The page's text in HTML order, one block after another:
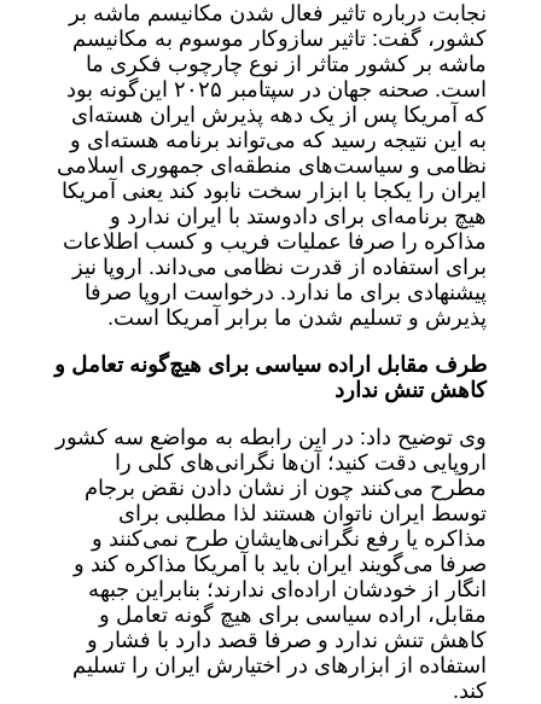
نجابت درباره تاثیر فعال شدن مکانیسم ماشه بر
کشور، گفت: تاثیر سازوکار موسوم به مکانیسم
ماشه بر کشور متاثر از نوع چارچوب فکری ما
است. صحنه جهان در سپتامبر ۲۰۲۵ این‌گونه بود
که آمریکا پس از یک دهه پذیرش ایران هسته‌ای
به این نتیجه رسید که می‌تواند برنامه هسته‌ای و
نظامی و سیاست‌های منطقه‌ای جمهوری اسلامی
ایران را یکجا با ابزار سخت نابود کند یعنی آمریکا
هیچ برنامه‌ای برای دادوستد با ایران ندارد و
مذاکره را صرفا عملیات فریب و کسب اطلاعات
برای استفاده از قدرت نظامی می‌داند. اروپا نیز
پیشنهادی برای ما ندارد. درخواست اروپا صرفا
پذیرش و تسلیم شدن ما برابر آمریکا است.
طرف مقابل اراده سیاسی برای هیچ‌گونه تعامل و
کاهش تنش ندارد
وی توضیح داد: در این رابطه به مواضع سه کشور
اروپایی دقت کنید؛ آن‌ها نگرانی‌های کلی را
مطرح می‌کنند چون از نشان دادن نقض برجام
توسط ایران ناتوان هستند لذا مطلبی برای
مذاکره یا رفع نگرانی‌هایشان طرح نمی‌کنند و
صرفا می‌گویند ایران باید با آمریکا مذاکره کند و
انگار از خودشان اراده‌ای ندارند؛ بنابراین جبهه
مقابل، اراده سیاسی برای هیچ گونه تعامل و
کاهش تنش ندارد و صرفا قصد دارد با فشار و
استفاده از ابزارهای در اختیارش ایران را تسلیم
کند.